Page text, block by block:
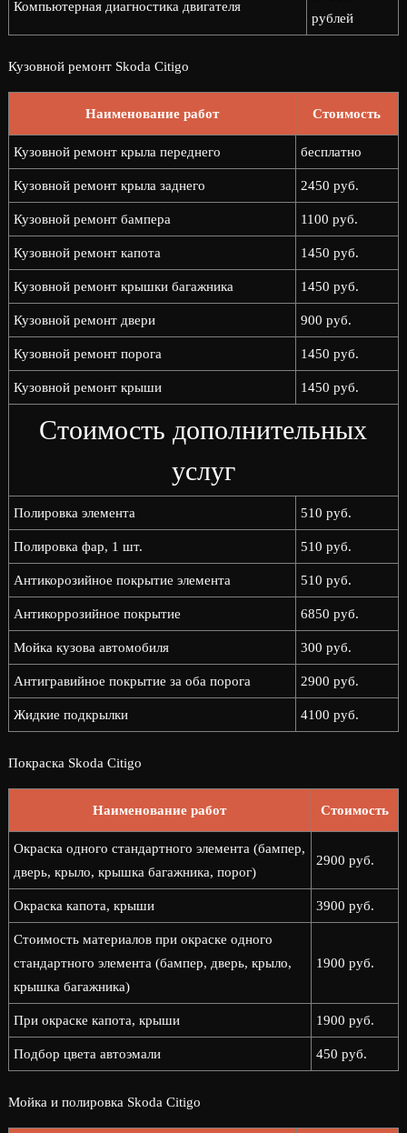
Компьютерная диагностика двигателя
рублей
Кузовной ремонт Skoda Citigo
Наименование работ Стоимость
Кузовной ремонт крыла переднего бесплатно
Кузовной ремонт крыла заднего 2450 руб.
Кузовной ремонт бампера 1100 руб.
Кузовной ремонт капота 1450 руб.
Кузовной ремонт крышки багажника 1450 руб.
Кузовной ремонт двери 900 руб.
Кузовной ремонт порога 1450 руб.
Кузовной ремонт крыши 1450 руб.
Стоимость дополнительных
услуг
Полировка элемента 510 руб.
Полировка фар, 1 шт. 510 руб.
Антикорозийное покрытие элемента 510 руб.
Антикоррозийное покрытие 6850 руб.
Мойка кузова автомобиля 300 руб.
Антигравийное покрытие за оба порога 2900 руб.
Жидкие подкрылки 4100 руб.
Покраска Skoda Citigo
Наименование работ Стоимость
Окраска одного стандартного элемента (бампер,
дверь, крыло, крышка багажника, порог)
2900 руб.
Окраска капота, крыши 3900 руб.
Стоимость материалов при окраске одного
стандартного элемента (бампер, дверь, крыло,
крышка багажника)
1900 руб.
При окраске капота, крыши 1900 руб.
Подбор цвета автоэмали 450 руб.
Мойка и полировка Skoda Citigo